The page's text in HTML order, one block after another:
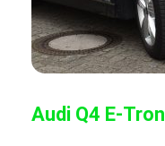
Audi Q4 E-Tron